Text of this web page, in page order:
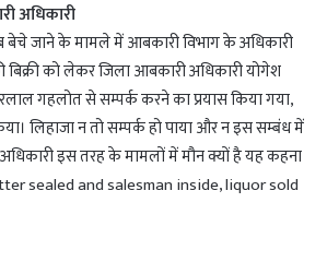
अधिकारी
जाने के मामले में आबकारी विभाग के अधिकारी
बिक्री को लेकर जिला आबकारी अधिकारी योगेश
गहलोत से सम्पर्क करने का प्रयास किया गया,
लिहाजा न तो सम्पर्क हो पाया और न इस सम्बंध में
इस तरह के मामलों में मौन क्यों है यह कहना
sealed and salesman inside, liquor sold